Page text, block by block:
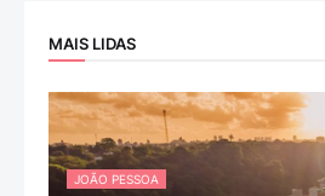
MAIS LIDAS
JOÃO PESSOA